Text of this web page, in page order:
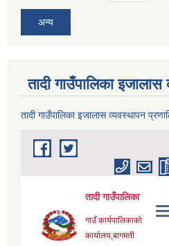
अन्य
तादी गाउँपालिका
तादी गाउँपालिका इजालास व्यवस्थापन